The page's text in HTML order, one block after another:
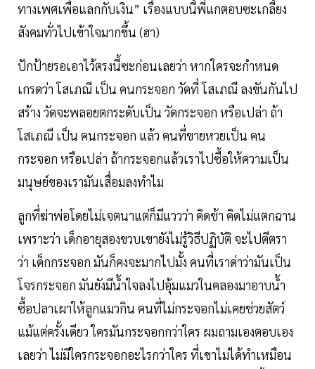
ทางเพศเพื่อแลกกับเงิน” เรื่องแบบนี้พี่แกตอบซะเกลี้ยง
สังคมทั่วไปเข้าใจมากขึ้น (ฮา)
ปักป้ายรอเอาไว้ตรงนี้ซะก่อนเลยว่า หากใครจะกำหนด
เกรดว่า โสเภณี เป็น คนกระจอก วัดที่ โสเภณี ลงขันกันไป
สร้าง วัดจะพลอยตกระดับเป็น วัดกระจอก หรือเปล่า ถ้า
โสเภณี เป็น คนกระจอก แล้ว คนที่ขายหวยเป็น คน
กระจอก หรือเปล่า ถ้ากระจอกแล้วเราไปซื้อให้ความเป็น
มนุษย์ของเรามันเสื่อมลงทำไม
ลูกที่ฆ่าพ่อโดยไม่เจตนาแต่ก็มีแววว่า คิดช้า คิดไม่แตกฉาน
เพราะว่า เด็กอายุสองขวบเขายังไม่รู้วิธีปฏิบัติ จะไปตีตรา
ว่า เด็กกระจอก มันก็คงจะมากไปมั้ง คนที่เราด่าว่ามันเป็น
โจรกระจอก มันยังมีน้ำใจลงไปอุ้มแมวในคลองมาอาบน้ำ
ซื้อปลาเผาให้ลูกแมวกิน คนที่ไม่กระจอกไม่เคยช่วยสัตว์
แม้แต่ครั้งเดียว ใครมันกระจอกกว่าใคร ผมถามเองตอบเอง
เลยว่า ไม่มีใครกระจอกอะไรกว่าใคร ที่เขาไม่ได้ทำเหมือน